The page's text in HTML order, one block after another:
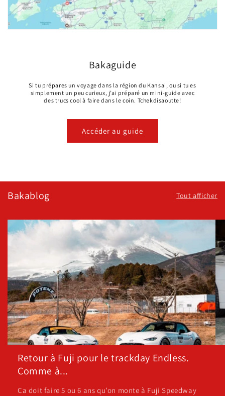
Bakaguide
Si tu prépares un voyage dans la région du Kansai, ou si tu es
simplement un peu curieux, j’ai préparé un mini-guide avec
des trucs cool à faire dans le coin. Tchekdisaoutte!
Accéder au guide
Bakablog Tout afficher
Retour à Fuji pour le trackday Endless.
Comme à...
Ça doit faire 5 ou 6 ans qu’on monte à Fuji Speedway